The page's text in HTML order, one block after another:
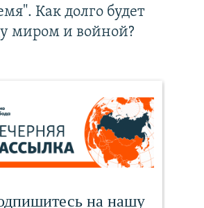
Как долго будет
миром и войной?